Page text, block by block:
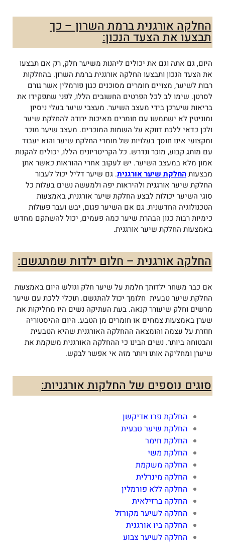
החלקה אורגנית ברמת השרון – כך
תבצעו את הצעד הנכון:
היום, גם אתה וגם את יכולים ליהנות משיער חלק, רק אם תבצעו
את הצעד הנכון ותבצעו החלקה אורגנית ברמת השרון. בהחלקות
רבות לשיער, מצויים חומרים מסוכנים כגון פורמלין אשר גורם
לסרטן. שימו לב לכל הפרטים החשובים הללו, לפני שתפקידו את
בריאות שיערכן בידי מעצב השיער. מעצבי שיער בעלי ניסיון
ומוניטין לא ישתמשו עם חומרים מאיכות ירודה להחלקת שיער
ולכן כדאי ללכת דווקא על השמות המוכרים. מעצב שיער מוכר
ומקצועי אינו חוסך בעלויות של חומרי החלקת שיער והוא יעבוד
עם מותג קבוע, מוכר ונדרש. כל הקריטריונים הללו, יכולים להקנות
אמון מלא במעצב השיער. יש לעקוב אחרי ההוראות כאשר אתן
מבצעותהחלקת שיער אורגנית. גם שיער דליל יכול לעבור
החלקת שיער אורגנית ולהיראות יפה ולמעשה נשים בעלות כל
סוגי השיער יכולות לבצע החלקת שיער אורגנית, באמצעות
הטכנולוגיה החדשנית. גם אם השיער פגום, יבש ועבר פעולות
כימיות רבות כגון הבהרת שיער כמה פעמים, יכול להשתקם מחדש
באמצעות החלקת שיער אורגנית.
החלקה אורגנית – חלום ילדות שמתגשם:
אם כבר משחר ילדותך חלמת על שיער חלק וגולש היום באמצעות
החלקת שיער טבעית חלומך יכול להתגשם. תוכלי ללכת עם שיער
מרשים וחלק שיעורר קנאה. בעת העתיקה נשים היו מחליקות את
שערן באמצעות צמחים או חומרים מן הטבע. היום ההיסטוריה
חוזרת על עצמה והומצאה ההחלקה האורגנית שהיא הטבעית
והבטוחה ביותר. נשים הבינו כי ההחלקה האורגנית משקמת את
שיערן ומחליקה אותו ויותר מזה אי אפשר לבקש.
סוגים נוספים של החלקות אורגניות:
החלקת פרו אדיקשן
החלקת שיער טבעית
החלקת חימר
החלקת משי
החלקה משקמת
החלקה מינרלית
החלקה ללא פורמלין
החלקה ברזילאית
החלקה לשיער מקורזל
החלקה ביו אורגנית
החלקה לשיער צבוע